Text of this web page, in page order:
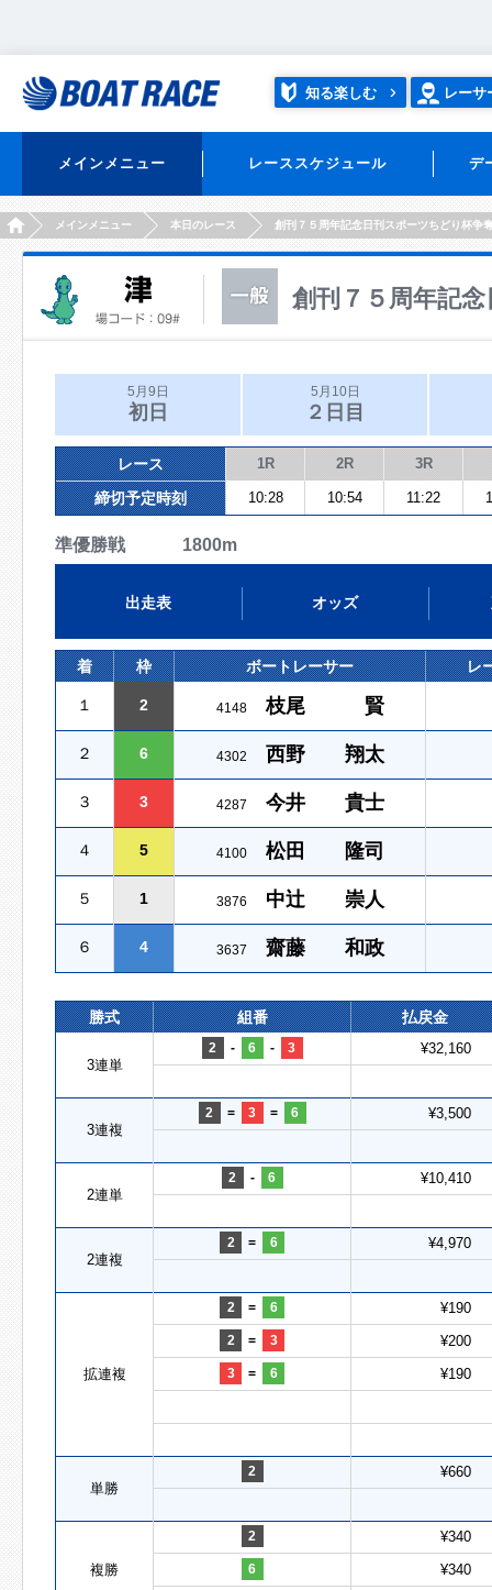
知る楽しむ レーサ
メインメニュー レーススケジュール デ
HOMEメインメニュー 本日のレース 創刊７５周年記念日刊スポーツちどり杯争
創刊７５周年記
5月9日
初日
5月10日
２日目
レース 1R 2R 3R
締切予定時刻 10:28 10:54 11:22
準優勝戦 1800m
出走表 オッズ
着 枠 ボートレーサー レ
１ 2 4148 枝尾 賢
２ 6 4302 西野 翔太
３ 3 4287 今井 貴士
４ 5 4100 松田 隆司
５ 1 3876 中辻 崇人
６ 4 3637 齋藤 和政
勝式 組番 払戻金
3連単
2 - 6 - 3 ¥32,160
3連複
2 = 3 = 6 ¥3,500
2連単
2 - 6 ¥10,410
2連複
2 = 6 ¥4,970
拡連複
2 = 6 ¥190
2 = 3 ¥200
3 = 6 ¥190
単勝
2 ¥660
複勝
2 ¥340
6 ¥340